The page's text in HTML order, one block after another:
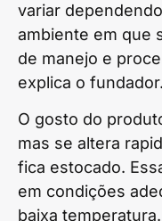
variar
ambiente em que
de manejo e
explica o fundador.
O gosto do
mas se altera
fica estocado.
em condições
baixa